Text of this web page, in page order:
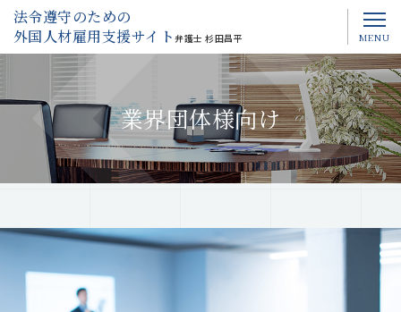
法令遵守のための
外国人材雇用支援サイト弁護士 杉田昌平 MENU
業界団体様向け